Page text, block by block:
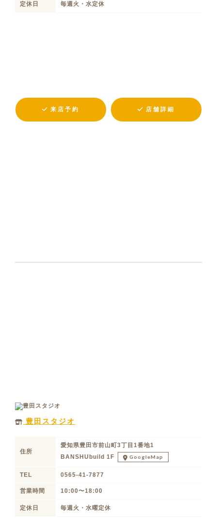
定休日 毎週火・水定休
来店予約 店舗詳細
豊田スタジオ
住所
愛知県豊田市前山町3丁目1番地1
BANSHUbuild 1F
GoogleMap
TEL 0565-41-7877
営業時間 10:00〜18:00
定休日 毎週火・水曜定休